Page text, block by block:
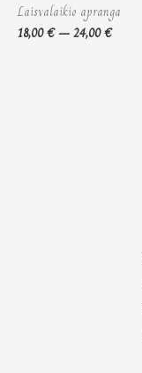
Laisvalaikio apranga
18,00€–24,00€